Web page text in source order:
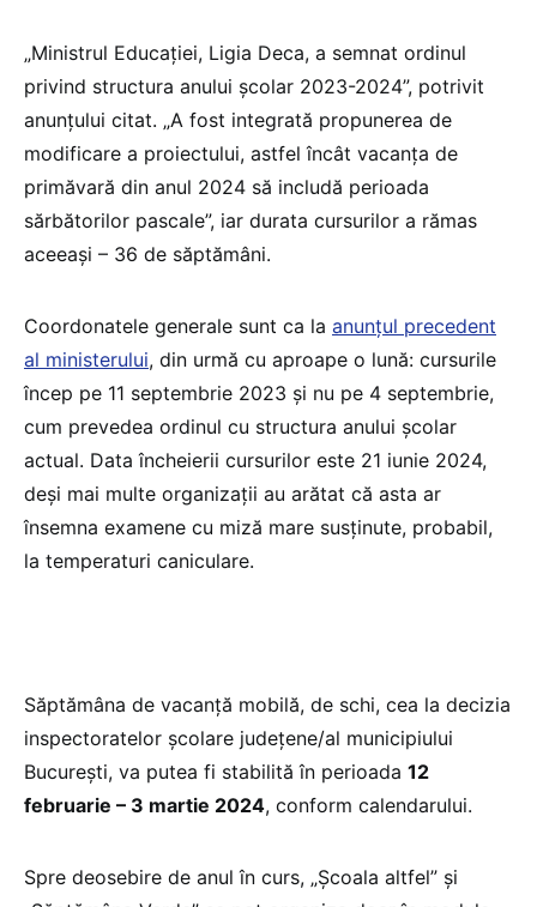
„Ministrul Educației, Ligia Deca, a semnat ordinul
privind structura anului școlar 2023-2024”, potrivit
anunțului citat. „A fost integrată propunerea de
modificare a proiectului, astfel încât vacanța de
primăvară din anul 2024 să includă perioada
sărbătorilor pascale”, iar durata cursurilor a rămas
aceeași – 36 de săptămâni.
Coordonatele generale sunt ca la anunțul precedent
al ministerului, din urmă cu aproape o lună: cursurile
încep pe 11 septembrie 2023 și nu pe 4 septembrie,
cum prevedea ordinul cu structura anului școlar
actual. Data încheierii cursurilor este 21 iunie 2024,
deși mai multe organizații au arătat că asta ar
însemna examene cu miză mare susținute, probabil,
la temperaturi caniculare.
Săptămâna de vacanță mobilă, de schi, cea la decizia
inspectoratelor școlare județene/al municipiului
București, va putea fi stabilită în perioada 12
februarie – 3 martie 2024, conform calendarului.
Spre deosebire de anul în curs, „Școala altfel” și